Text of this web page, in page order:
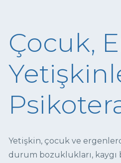
Çocuk,
Yetişkin, çocuk ve
durum bozuklukları, kaygı